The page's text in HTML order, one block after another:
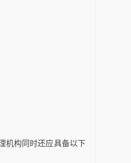
机构同时还应具备以下